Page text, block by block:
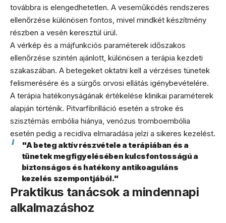
továbbra is elengedhetetlen. A veseműködés rendszeres
ellenőrzése különösen fontos, mivel mindkét készítmény
részben a vesén keresztül ürül.
A vérkép és a májfunkciós paraméterek időszakos
ellenőrzése szintén ajánlott, különösen a terápia kezdeti
szakaszában. A betegeket oktatni kell a vérzéses tünetek
felismerésére és a sürgős orvosi ellátás igénybevételére.
A terápia hatékonyságának értékelése klinikai paraméterek
alapján történik. Pitvarfibrilláció esetén a stroke és
szisztémás embólia hiánya, venózus tromboembólia
esetén pedig a recidíva elmaradása jelzi a sikeres kezelést.
"A beteg aktív részvétele a terápiában és a
tünetek megfigyelésében kulcsfontosságú a
biztonságos és hatékony antikoaguláns
kezelés szempontjából."
Praktikus tanácsok a mindennapi
alkalmazáshoz